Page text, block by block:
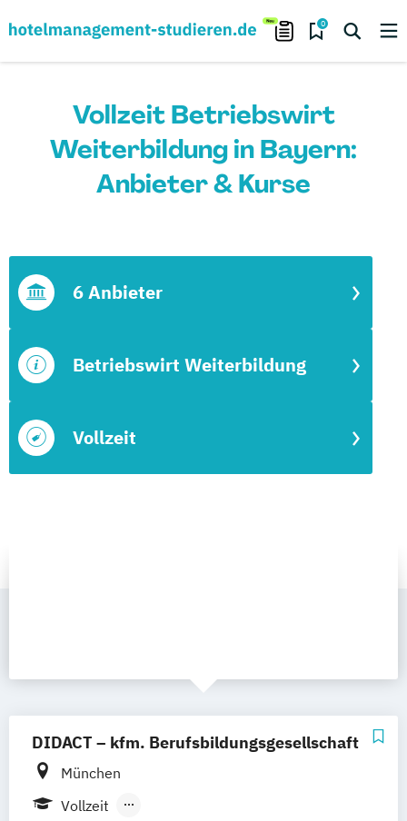
0
Vollzeit Betriebswirt
Weiterbildung in Bayern:
Anbieter & Kurse
Vollzeit
Betriebswirt Weiterbildung
6 Anbieter
DIDACT – kfm. Berufsbildungsgesellschaft
München
Vollzeit